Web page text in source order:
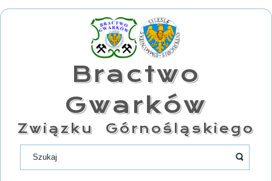
Bractwo
Gwarków
Związku Górnośląskiego